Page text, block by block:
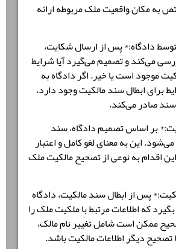
به مکان واقعیت ملک مربوطه ارائه
دادگاه:* پس از ارسال شکایت،
می‌کند و تصمیم می‌گیرد آیا شرایط
موجود است یا خیر. اگر دادگاه به
برایابطال سند مالکیتوجود دارد،
سند صادر می‌کند.
* بر اساس تصمیم دادگاه، سند
این به معنای لغو کامل و اعتبار
اقدام به نوعی از تصحیح مالکیت ملک
:* پس ازابطال سند مالکیت، دادگاه
که اطلاعات مرتبط با ملکیت ملک را
ممکن است شامل تغییر نام مالک،
تصحیح دیگر اطلاعات مالکیت باشد.